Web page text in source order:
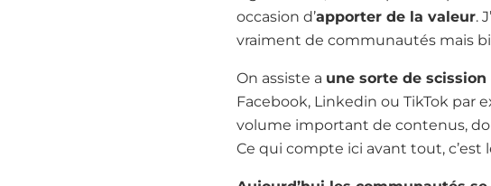
occasion d’apporter de la valeur.
vraiment de communautés mais
On assiste a une sorte de
Facebook, Linkedin ou TikTok
volume important de contenus,
Ce qui compte ici avant tout, c’est